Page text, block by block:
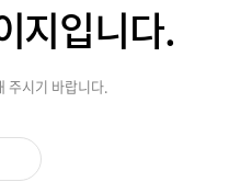
지입니다.
주시기 바랍니다.